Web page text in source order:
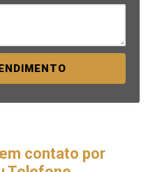
contato por